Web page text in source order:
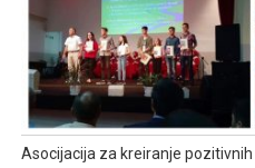
Asocijacija za kreiranje